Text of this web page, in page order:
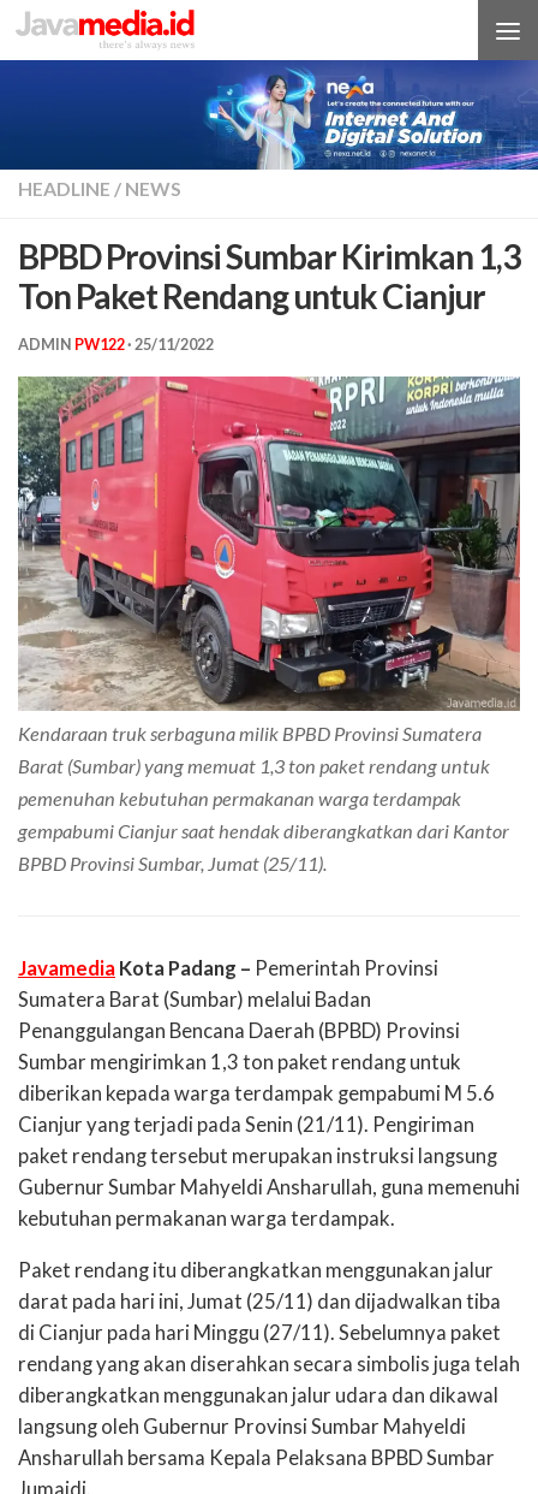
Skip to content
HEADLINE / NEWS
BPBD Provinsi Sumbar Kirimkan 1,3
Ton Paket Rendang untuk Cianjur
ADMIN PW122· 25/11/2022
Kendaraan truk serbaguna milik BPBD Provinsi Sumatera
Barat (Sumbar) yang memuat 1,3 ton paket rendang untuk
pemenuhan kebutuhan permakanan warga terdampak
gempabumi Cianjur saat hendak diberangkatkan dari Kantor
BPBD Provinsi Sumbar, Jumat (25/11).
Javamedia Kota Padang – Pemerintah Provinsi
Sumatera Barat (Sumbar) melalui Badan
Penanggulangan Bencana Daerah (BPBD) Provinsi
Sumbar mengirimkan 1,3 ton paket rendang untuk
diberikan kepada warga terdampak gempabumi M 5.6
Cianjur yang terjadi pada Senin (21/11). Pengiriman
paket rendang tersebut merupakan instruksi langsung
Gubernur Sumbar Mahyeldi Ansharullah, guna memenuhi
kebutuhan permakanan warga terdampak.
Paket rendang itu diberangkatkan menggunakan jalur
darat pada hari ini, Jumat (25/11) dan dijadwalkan tiba
di Cianjur pada hari Minggu (27/11). Sebelumnya paket
rendang yang akan diserahkan secara simbolis juga telah
diberangkatkan menggunakan jalur udara dan dikawal
langsung oleh Gubernur Provinsi Sumbar Mahyeldi
Ansharullah bersama Kepala Pelaksana BPBD Sumbar